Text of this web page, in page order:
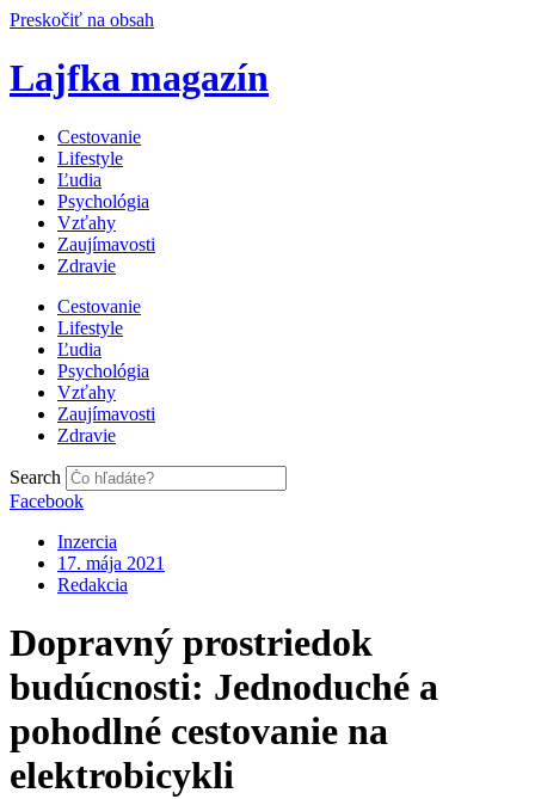
Preskočiť na obsah
Lajfka magazín
Cestovanie
Lifestyle
Ľudia
Psychológia
Vzťahy
Zaujímavosti
Zdravie
Cestovanie
Lifestyle
Ľudia
Psychológia
Vzťahy
Zaujímavosti
Zdravie
Search
Facebook
Inzercia
17. mája 2021
Redakcia
Dopravný prostriedok
budúcnosti: Jednoduché a
pohodlné cestovanie na
elektrobicykli